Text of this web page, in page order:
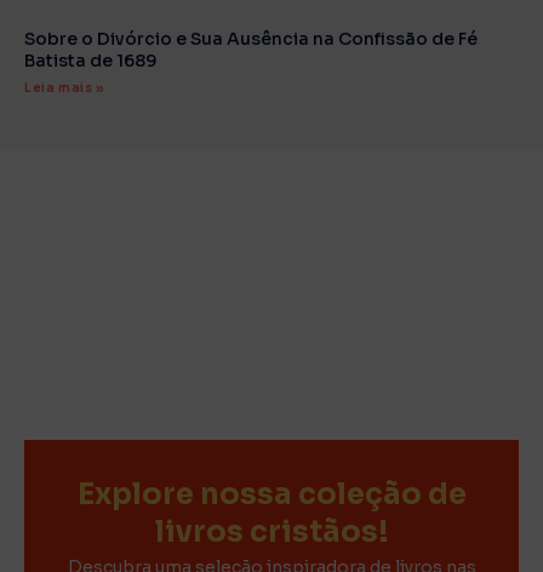
Sobre o Divórcio e Sua Ausência na Confissão de Fé
Batista de 1689
Leia mais »
Explore nossa coleção de
livros cristãos!
Descubra uma seleção inspiradora de livros nas